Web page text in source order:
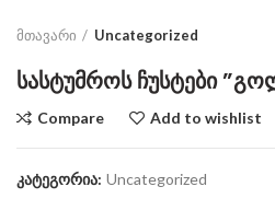
მთავარი Uncategorized
სასტუმროს ჩუსტები
Compare Add to wishlist
კატეგორია: Uncategorized